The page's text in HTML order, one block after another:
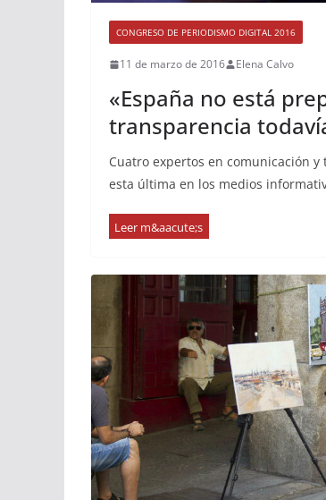
CONGRESO DE PERIODISMO DIGITAL 2016
11 de marzo de 2016 Elena Calvo
«España no está
transparencia
Cuatro expertos en comunicación
esta última en los medios